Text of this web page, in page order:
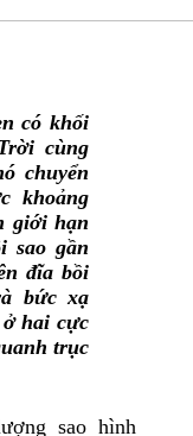
có khối
cùng
chuyển
khoảng
giới hạn
sao gần
đĩa bồi
bức xạ
hai cực
trục
sao hình